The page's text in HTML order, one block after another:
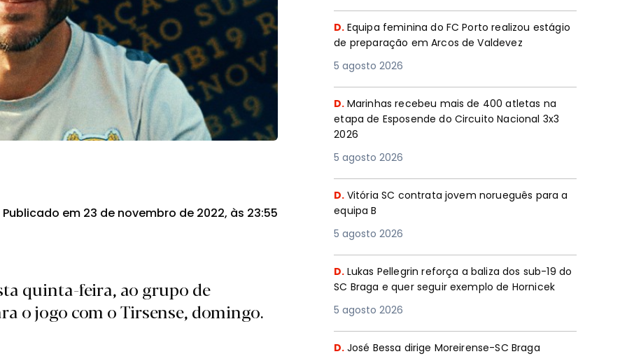
Publicado em 23 de novembro de 2022, às 23:55
quinta-feira, ao grupo de
o jogo com o Tirsense, domingo.
D. Equipa feminina do FC Porto realizou estágio
de preparação em Arcos de Valdevez
5 agosto 2026
D. Marinhas recebeu mais de 400 atletas na
etapa de Esposende do Circuito Nacional 3x3
2026
5 agosto 2026
D. Vitória SC contrata jovem norueguês para a
equipa B
5 agosto 2026
D. Lukas Pellegrin reforça a baliza dos sub-19 do
SC Braga e quer seguir exemplo de Hornicek
5 agosto 2026
D. José Bessa dirige Moreirense-SC Braga